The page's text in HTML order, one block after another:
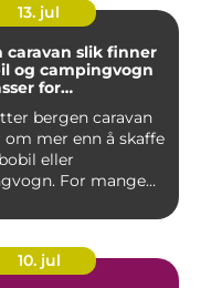
13. jul
slik finner
og campingvogn
for
bergen caravan
om mer enn å skaffe
eller
For mange
10. jul